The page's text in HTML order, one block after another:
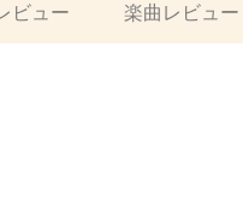
ビュー 楽曲レビュー